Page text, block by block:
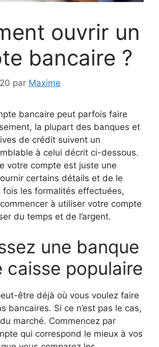
ouvrir un
bancaire ?
par Maxime
bancaire peut parfois faire
la plupart des banques et
de crédit suivent un
à celui décrit ci-dessous.
votre compte est juste une
certains détails et de le
fois les formalités effectuées,
à utiliser votre compte
du temps et de l’argent.
une banque
caisse populaire
être déjà où vous voulez faire
bancaires. Si ce n’est pas le cas,
marché. Commencez par
qui correspond le mieux à vos